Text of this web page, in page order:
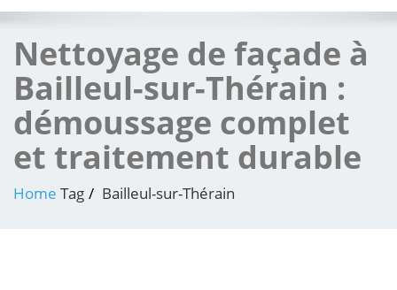
Nettoyage de façade à
Bailleul-sur-Thérain :
démoussage complet
et traitement durable
Home Tag Bailleul-sur-Thérain